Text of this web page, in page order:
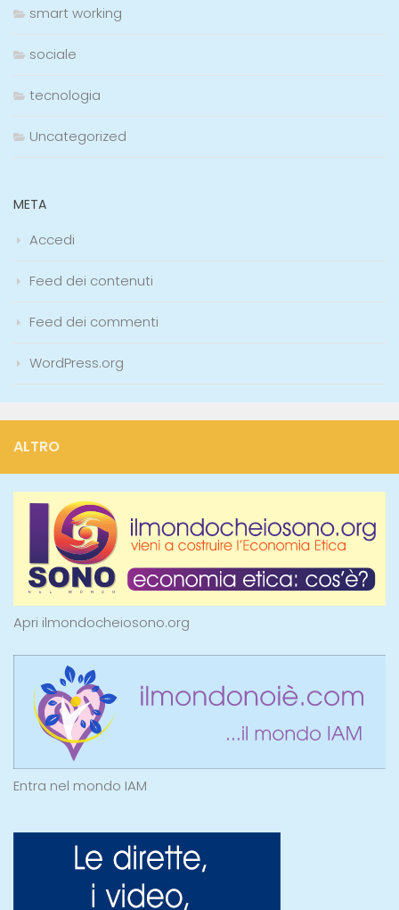
smart working
sociale
tecnologia
Uncategorized
META
Accedi
Feed dei contenuti
Feed dei commenti
WordPress.org
ALTRO
Apri ilmondocheiosono.org
Entra nel mondo IAM